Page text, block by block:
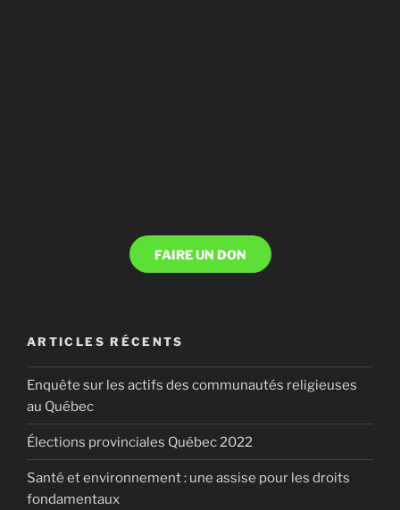
FAIRE UN DON
ARTICLES RÉCENTS
Enquête sur les actifs des communautés religieuses
au Québec
Élections provinciales Québec 2022
Santé et environnement : une assise pour les droits
fondamentaux